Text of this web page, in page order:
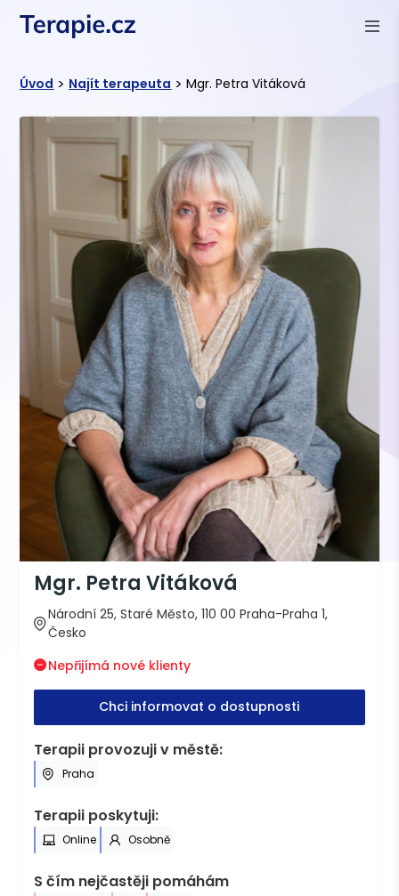
Úvod > Najít terapeuta > Mgr. Petra Vitáková
Mgr. Petra Vitáková
Národní 25, Staré Město, 110 00 Praha-Praha 1,
Česko
Nepřijímá nové klienty
Chci informovat o dostupnosti
Terapii provozuji v městě:
Praha
Terapii poskytuji:
Online Osobně
S čím nejčastěji pomáhám